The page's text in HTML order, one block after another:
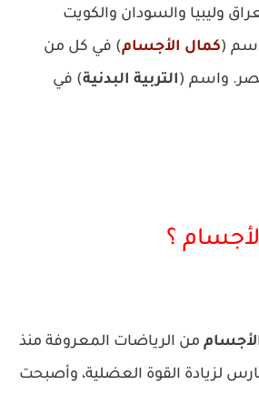
وليبيا والسودان والكويت
(كمال الأجسام) في كل من
واسم (التربية البدنية) في
؟
من الرياضات المعروفة منذ
لزيادة القوة العضلية، وأصبحت